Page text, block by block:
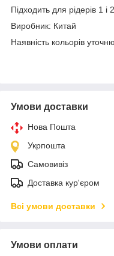
Підходить для рідерів 1 і
Виробник: Китай
Наявність кольорів
Умови доставки
Нова Пошта
Укрпошта
Самовивіз
Доставка кур'єром
Всі умови доставки
Умови оплати